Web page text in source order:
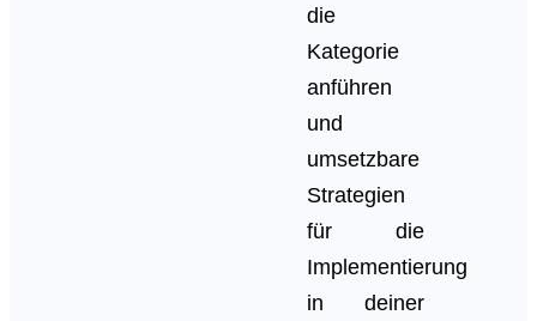
die
Kategorie
anführen
und
umsetzbare
Strategien
für die
Implementierung
in deiner